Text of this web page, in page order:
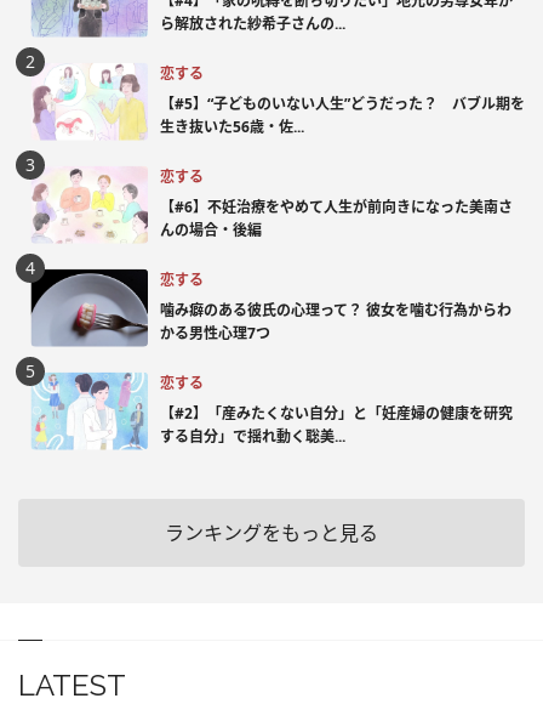
ら解放された紗希子さんの...
恋する
【#5】“子どものいない人生”どうだった？ バブル期を
生き抜いた56歳・佐...
恋する
【#6】不妊治療をやめて人生が前向きになった美南さ
んの場合・後編
恋する
噛み癖のある彼氏の心理って？ 彼女を噛む行為からわ
かる男性心理7つ
恋する
【#2】「産みたくない自分」と「妊産婦の健康を研究
する自分」で揺れ動く聡美...
ランキングをもっと見る
LATEST